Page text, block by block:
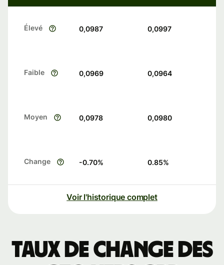
Élevé 0,0987 0,0997
Faible 0,0969 0,0964
Moyen 0,0978 0,0980
Change -0.70% 0.85%
Voir l'historique complet
Taux de change des